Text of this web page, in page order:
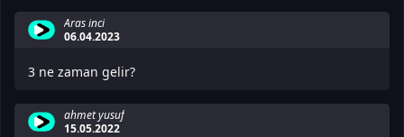
Aras inci
06.04.2023
3 ne zaman gelir?
ahmet yusuf
15.05.2022